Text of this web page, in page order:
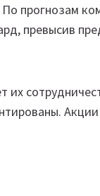
прогнозам
превысив
их